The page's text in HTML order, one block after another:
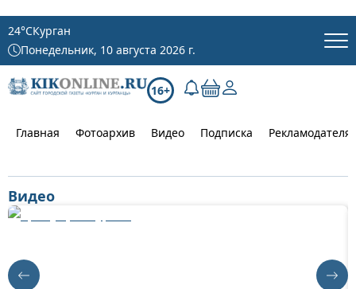
24°CКурган
Понедельник, 10 августа 2026 г.
16+
Главная Фотоархив Видео Подписка
Видео